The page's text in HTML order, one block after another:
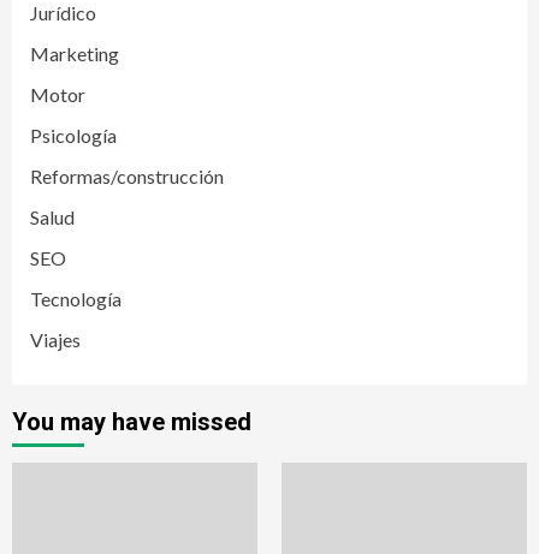
Jurídico
Marketing
Motor
Psicología
Reformas/construcción
Salud
SEO
Tecnología
Viajes
You may have missed